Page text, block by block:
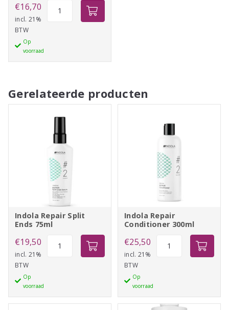
€16,70
incl. 21%
BTW
Op
voorraad
Gerelateerde producten
Indola Repair Split
Ends 75ml
€19,50
incl. 21%
BTW
Op
voorraad
aantal
Indola Repair
Conditioner 300ml
€25,50
incl. 21%
BTW
Op
voorraad